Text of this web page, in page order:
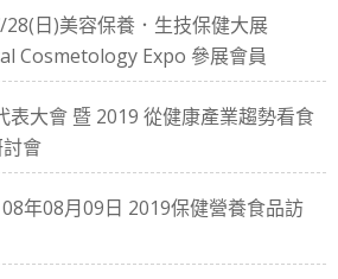
日)美容保養．生技保健大展
Cosmetology Expo 參展會員
表大會 暨 2019 從健康產業趨勢看食
會
年08月09日 2019保健營養食品訪